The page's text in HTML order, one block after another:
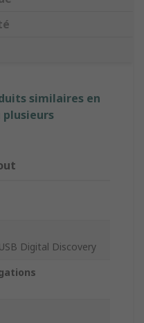
similaires en
Digital Discovery